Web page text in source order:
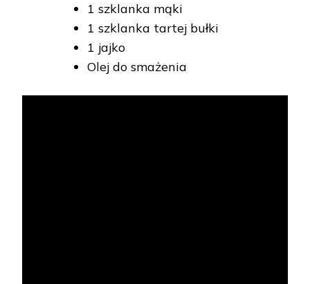
1 szklanka mąki
1 szklanka tartej bułki
1 jajko
Olej do smażenia